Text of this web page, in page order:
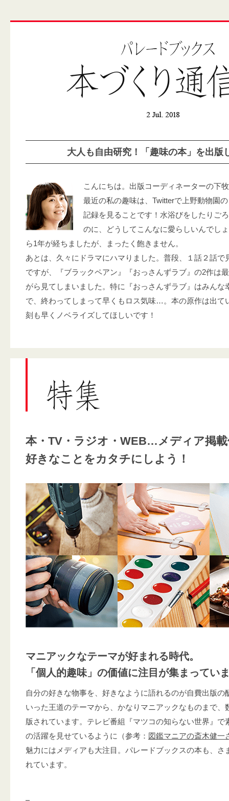
大人も自由研究！「趣味の本」を出版
こんにちは。出版コーディネーターの下
最近の私の趣味は、Twitterで上野動物園
記録を見ることです！水浴びをしたりご
のに、どうしてこんなに愛らしいんでし
ら1年が経ちましたが、まったく飽きません。
あとは、久々にドラマにハマりました。普段、１話２話で
ですが、『ブラックペアン』『おっさんずラブ』の2作は
がら見てしまいました。特に『おっさんずラブ』はみんな
で、終わってしまって早くもロス気味…。本の原作は出て
刻も早くノベライズしてほしいです！
本・TV・ラジオ・WEB…メディア掲
好きなことをカタチにしよう！
マニアックなテーマが好まれる時代。
「個人的趣味」の価値に注目が集まってい
自分の好きな物事を、好きなように語れるのが自費出版の
いった王道のテーマから、かなりマニアックなものまで、
版されています。テレビ番組『マツコの知らない世界』で
の活躍を見せているように（参考： 図鑑マニアの斎木健一
魅力にはメディアも大注目。パレードブックスの本も、さ
れています。